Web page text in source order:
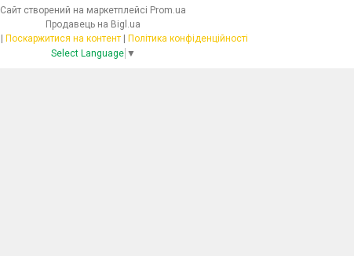
Сайт створений на маркетплейсі Prom.ua
Продавець на Bigl.ua
Поскаржитися на контент
Політика конфіденційності
Select Language ▼